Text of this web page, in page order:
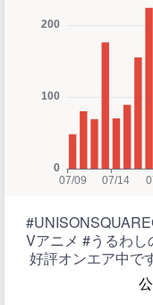
Vアニメ #うるわ
好評オンエア中で